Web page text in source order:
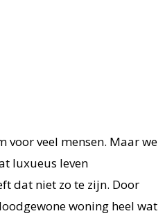
voor veel mensen. Maar we
luxueus leven
dat niet zo te zijn. Door
woning heel wat